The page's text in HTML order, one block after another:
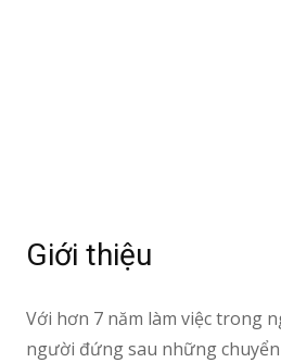
Giới thiệu
Với hơn 7 năm làm việc trong
người đứng sau những